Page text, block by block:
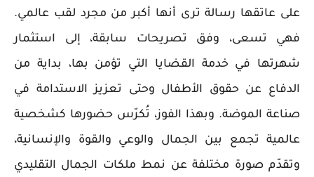
على عاتقها رسالة ترى أنها أكبر من مجرد لقب عالمي.
فهي تسعى، وفق تصريحات سابقة، إلى استثمار
شهرتها في خدمة القضايا التي تؤمن بها، بداية من
الدفاع عن حقوق الأطفال وحتى تعزيز الاستدامة في
صناعة الموضة. وبهذا الفوز، تُكرّس حضورها كشخصية
عالمية تجمع بين الجمال والوعي والقوة والإنسانية،
وتقدّم صورة مختلفة عن نمط ملكات الجمال التقليدي